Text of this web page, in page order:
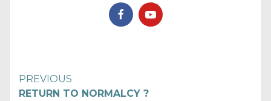
Continue
PREVIOUS
RETURN TO NORMALCY ?